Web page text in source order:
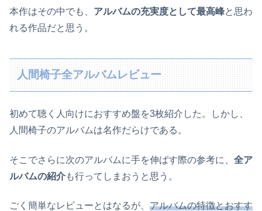
本作はその中でも、 アルバムの充実度として最高峰と思わ
れる作品だと思う。
人間椅子全アルバムレビュー
初めて聴く人向けにおすすめ盤を3枚紹介した。しかし、
人間椅子のアルバムは名作だらけである。
そこでさらに次のアルバムに手を伸ばす際の参考に、 全ア
ルバムの紹介も行ってしまおうと思う。
ごく簡単なレビューとはなるが、 アルバムの特徴とおすす